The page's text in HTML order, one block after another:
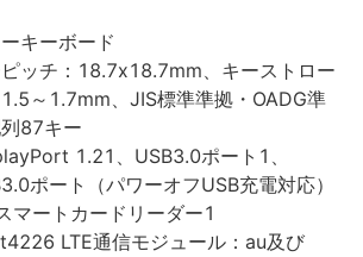
キーボード
ッチ：18.7x18.7mm、キーストロー
～1.7mm、JIS標準準拠・OADG準
87キー
1.21、USB3.0ポート1、
ポート（パワーオフUSB充電対応）
マートカードリーダー1
LTE通信モジュール：au及び